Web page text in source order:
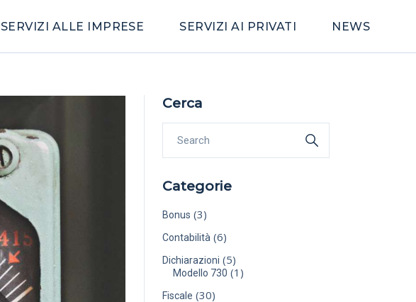
SERVIZI ALLE IMPRESE SERVIZI AI PRIVATI NEWS
Cerca
Categorie
Bonus (3)
Contabilità (6)
Dichiarazioni (5)
Modello 730 (1)
Fiscale (30)